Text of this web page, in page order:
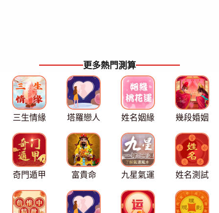
更多熱門測算
三生情緣 塔羅戀人 姓名姻緣 幾段婚姻
奇門遁甲 富貴命 九星氣運 姓名測試